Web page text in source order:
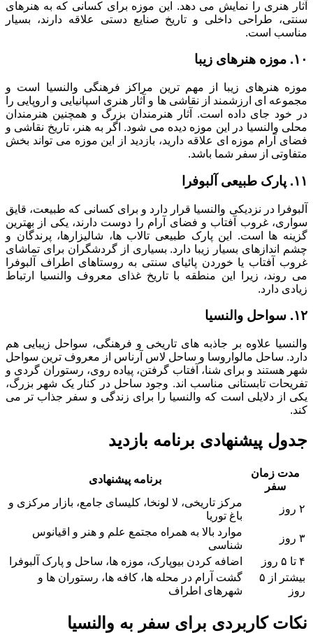
آثار هنری را نمایش می دهد. این موزه برای کسانی که به هنرهای
سنتی، طراحی داخلی و تاریخ صنایع دستی علاقه دارند، بسیار
مناسب است.
۱۰. موزه هنرهای زیبا
موزه هنرهای زیبا از مهم ترین مراکز فرهنگی والنسیا است و
مجموعه ای ارزشمند از نقاشی ها و آثار هنری اسپانیایی و اروپایی را
در خود جای داده است. آثار هنرمندان بزرگ و همچنین هنرمندان
محلی والنسیا در این موزه دیده می شود. اگر به هنر، تاریخ نقاشی و
فضای آرام موزه ای علاقه دارید، بازدید از این موزه می تواند بخش
متفاوتی از سفر شما باشد.
۱۱. پارک طبیعی آلبوفرا
آلبوفرا در نزدیکی والنسیا قرار دارد و برای کسانی که طبیعت، قایق
سواری، غروب آفتاب و فضای آرام را دوست دارند، یکی از بهترین
گزینه ها است. این پارک طبیعی تالاب ها، شالیزارها، پرندگان و
چشم اندازهای بسیار زیبا دارد. بسیاری از گردشگران برای تماشای
غروب آفتاب یا خوردن پائیای سنتی به روستاهای اطراف آلبوفرا
می روند، زیرا این منطقه با تاریخ غذای معروف والنسیا ارتباط
زیادی دارد.
۱۲. سواحل والنسیا
والنسیا علاوه بر جاذبه های تاریخی و فرهنگی، سواحل زیبایی هم
دارد. ساحل مالواروسا و ساحل لاس آرناس از معروف ترین سواحل
شهر هستند و برای شنا، آفتاب گرفتن، پیاده روی، رستوران گردی و
تفریحات تابستانی مناسب اند. وجود ساحل در کنار یک شهر بزرگ،
یکی از دلایلی است که والنسیا را برای زندگی و سفر جذاب تر می
کند.
جدول پیشنهادی برنامه بازدید
مدت زمان
سفر
برنامه پیشنهادی
۲ روز
مرکز تاریخی، لا لونخا، کلیسای جامع، بازار مرکزی و
باغ توریا
۳ روز
موارد بالا به همراه مجتمع علم و هنر و اقیانوس
شناسی
۴ تا ۵ روز
اضافه کردن بیوپارک، موزه ها، ساحل و پارک آلبوفرا
بیشتر از ۵
روز
گشت آرام در محله ها، کافه ها، رستوران ها و
شهرهای اطراف
نکات کاربردی برای سفر به والنسیا